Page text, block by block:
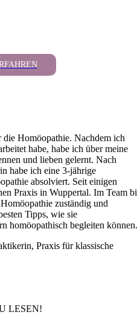
Homöopathie. Nachdem ich
habe, habe ich über meine
und lieben gelernt. Nach
habe ich eine 3-jährige
absolviert. Seit einigen
Praxis in Wuppertal. Im Team
zuständig und
Tipps, wie sie
homöopathisch begleiten
Praxis für klassische
LESEN!